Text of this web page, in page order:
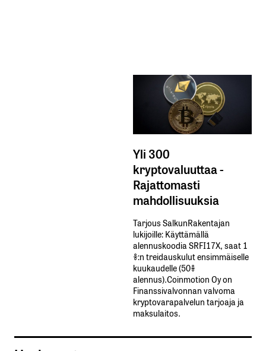
Yli 300
kryptovaluuttaa -
Rajattomasti
mahdollisuuksia
Tarjous SalkunRakentajan
lukijoille: Käyttämällä​ ​
alennuskoodia​ ​SRFI17X,​ ​saat​ ​1
%:n treidauskulut​ ​ensimmäiselle​ ​
kuukaudelle​ ​(50%​ ​
alennus).Coinmotion Oy on
Finanssivalvonnan valvoma
kryptovarapalvelun tarjoaja ja
maksulaitos.